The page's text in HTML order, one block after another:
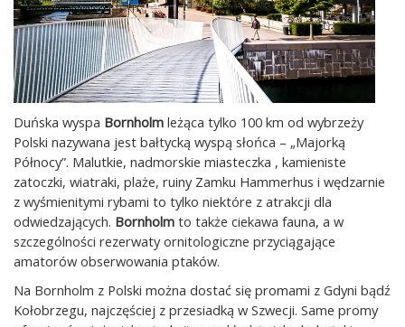
Duńska wyspa Bornholm leżąca tylko 100 km od wybrzeży
Polski nazywana jest bałtycką wyspą słońca – „Majorką
Północy”. Malutkie, nadmorskie miasteczka , kamieniste
zatoczki, wiatraki, plaże, ruiny Zamku Hammerhus i wędzarnie
z wyśmienitymi rybami to tylko niektóre z atrakcji dla
odwiedzających. Bornholm to także ciekawa fauna, a w
szczególności rezerwaty ornitologiczne przyciągające
amatorów obserwowania ptaków.
Na Bornholm z Polski można dostać się promami z Gdyni bądź
Kołobrzegu, najczęściej z przesiadką w Szwecji. Same promy